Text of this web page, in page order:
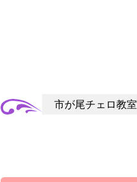
市が尾チェロ教室